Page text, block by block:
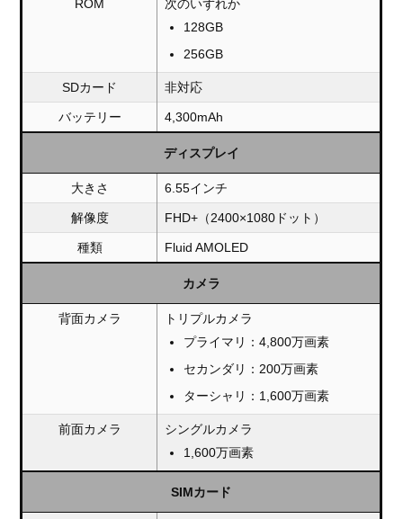
ROM
次のいずれか
128GB
256GB
SDカード 非対応
バッテリー 4,300mAh
ディスプレイ
大きさ 6.55インチ
解像度 FHD+（2400×1080ドット）
種類 Fluid AMOLED
カメラ
背面カメラ
トリプルカメラ
プライマリ：4,800万画素
セカンダリ：200万画素
ターシャリ：1,600万画素
前面カメラ
シングルカメラ
1,600万画素
SIMカード